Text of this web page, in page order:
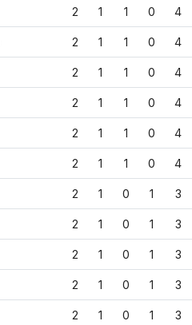
2 1 1 0 4
2 1 1 0 4
2 1 1 0 4
2 1 1 0 4
2 1 1 0 4
2 1 1 0 4
2 1 0 1 3
2 1 0 1 3
2 1 0 1 3
2 1 0 1 3
2 1 0 1 3